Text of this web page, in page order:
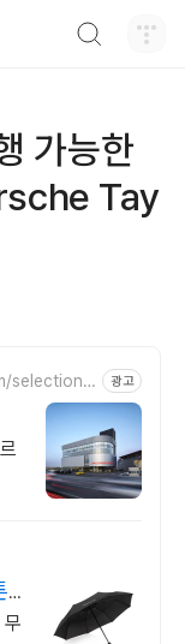
가능한
Tay
selectionn
광고